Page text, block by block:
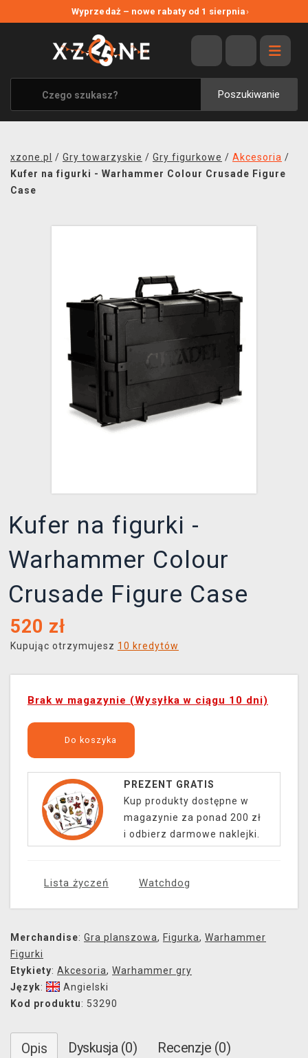
Wyprzedaż – nowe rabaty od 1 sierpnia›
Poszukiwanie
WYPRZEDAŻ
WSZYSTKIE MARKI
XZONE ORIGINALS
UBRANIA I AKCESORIA
SOUNDTRACKI
XZONE KLUB
xzone.pl / Gry towarzyskie / Gry figurkowe / Akcesoria /
Kufer na figurki - Warhammer Colour Crusade Figure
Case
Kufer na figurki -
Warhammer Colour
Crusade Figure Case
520 zł
Kupując otrzymujesz 10 kredytów
Brak w magazynie (Wysyłka w ciągu 10 dni)
Do koszyka
PREZENT GRATIS
Kup produkty dostępne w
magazynie za ponad 200 zł
i odbierz darmowe naklejki.
Lista życzeń Watchdog
Merchandise: Gra planszowa, Figurka, Warhammer
Figurki
Etykiety: Akcesoria, Warhammer gry
Język:
Angielski
Kod produktu: 53290
Opis Dyskusja (0) Recenzje (0)